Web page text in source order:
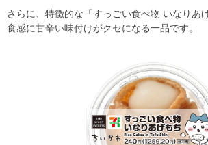
さらに、特徴的な「すっごい食べ物 いなりあ
食感に甘辛い味付けがクセになる一品です。